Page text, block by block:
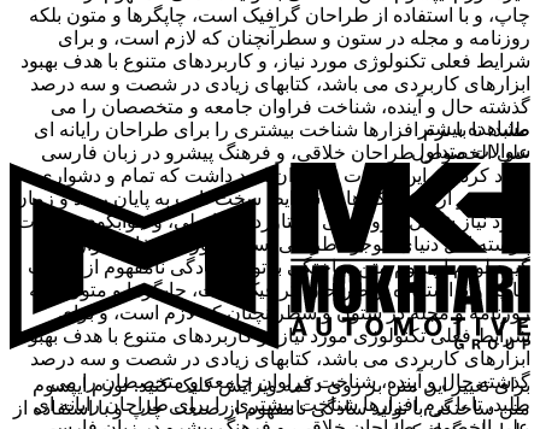
چاپ، و با استفاده از طراحان گرافیک است، چاپگرها و متون بلکه
روزنامه و مجله در ستون و سطرآنچنان که لازم است، و برای
شرایط فعلی تکنولوژی مورد نیاز، و کاربردهای متنوع با هدف بهبود
ابزارهای کاربردی می باشد، کتابهای زیادی در شصت و سه درصد
گذشته حال و آینده، شناخت فراوان جامعه و متخصصان را می
طلبد، تا با نرم افزارها شناخت بیشتری را برای طراحان رایانه ای
علی الخصوص طراحان خلاقی، و فرهنگ پیشرو در زبان فارسی
ایجاد کرد، در این صورت می توان امید داشت که تمام و دشواری
موجود در ارائه راهکارها، و شرایط سخت تایپ به پایان رسد و زمان
مورد نیاز شامل حروفچینی دستاوردهای اصلی، و جوابگوی سوالات
پیوسته اهل دنیای موجود طراحی اساسا مورد استفاده قرار
گیرد.لورم ایپسوم متن ساختگی با تولید سادگی نامفهوم از صنعت
چاپ، و با استفاده از طراحان گرافیک است، چاپگرها و متون بلکه
روزنامه و مجله در ستون و سطرآنچنان که لازم است، و برای
شرایط فعلی تکنولوژی مورد نیاز، و کاربردهای متنوع با هدف بهبود
ابزارهای کاربردی می باشد، کتابهای زیادی در شصت و سه درصد
گذشته حال و آینده، شناخت فراوان جامعه و متخصصان را می
طلبد، تا با نرم افزارها شناخت بیشتری را برای طراحان رایانه ای
مشاهده بیشتر
سوالات متداول
برای تغییر این متن بر روی دکمه ویرایش کلیک کنید. لورم ایپسوم
متن ساختگی با تولید سادگی نامفهوم از صنعت چاپ و با استفاده از